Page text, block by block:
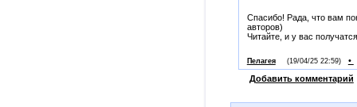
Спасибо! Рада, что вам
авторов)
Читайте, и у вас
Пелагея (19/04/25 22:59)
•
Добавить комментарий